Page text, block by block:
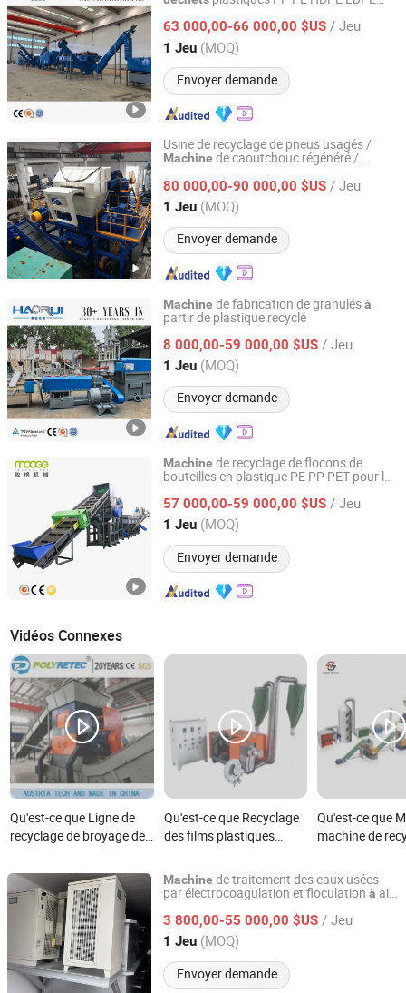
63 000,00-66 000,00 $US / Jeu
1 Jeu (MOQ)
Envoyer demande
Baoding Haorui Machinery Manufacturing Co., Ltd
Hebei, China Depuis 2023
Usine de recyclage de pneus usagés /
Machine de caoutchouc régénéré /
80 000,00-90 000,00 $US / Jeu
1 Jeu (MOQ)
Envoyer demande
Guangzhou 3E Machinery Co., Ltd.
Guangdong, China Depuis 2006
Machine de fabrication de granulésà
partir de plastique recyclé
8 000,00-59 000,00 $US / Jeu
1 Jeu (MOQ)
Envoyer demande
Baoding Haorui Machinery Manufacturing Co., Ltd
Hebei, China Depuis 2023
Machine de recyclage de flocons de
bouteilles en plastique PE PP PET pour la
tissés jumbo, écrasement et lavage
57 000,00-59 000,00 $US / Jeu
1 Jeu (MOQ)
Envoyer demande
Jiangsu Mooge Machine Co., Ltd.
Jiangsu, China Depuis 2008
Vidéos Connexes
Qu'est-ce que Ligne de
recyclage de broyage de
plastique haute densité,
de tuyaux, de sacs tissés
jumbo, de film, de
polyéthylène, de
polypropylène, de
polyéthylène basse
densité et linéaire,
Qu'est-ce que Recyclage
des films plastiques
à pellets, granulation,
flocons, écrasement,
machine de déchiquetage
Qu'est-ce que
machine de
machine de
des cartes de
recyclage des
Machine de traitement des eaux usées
par électrocoagulation et floculation à air
3 800,00-55 000,00 $US / Jeu
1 Jeu (MOQ)
Envoyer demande
Qingdao EVU Environmental And Engineering Equipment
Co., Ltd.
Shandong, China Depuis 2020